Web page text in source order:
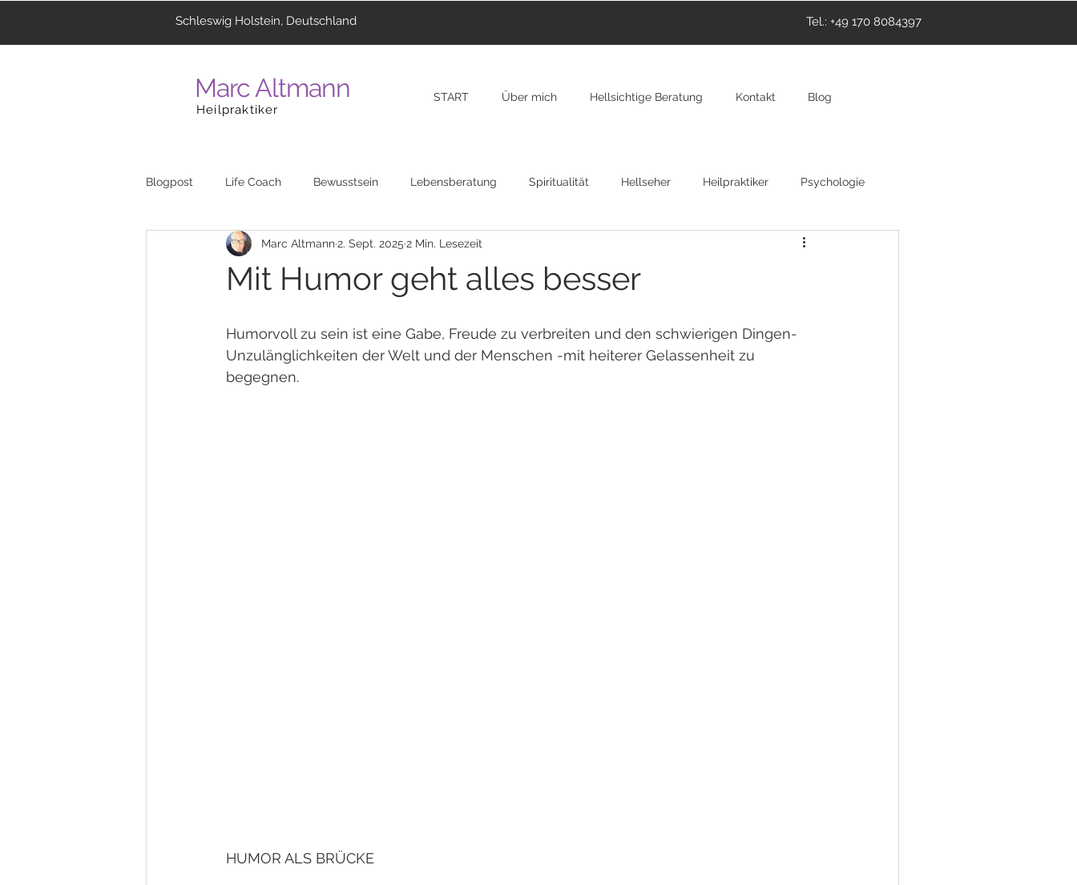
Schleswig Holstein, Deutschland Tel.: +49 170 8084397
Marc Altmann
Heilpraktiker
START Über mich Hellsichtige Beratung Kontakt Blog
Blogpost Life Coach Bewusstsein Lebensberatung Spiritualität Hellseher Heilpraktiker Psychologie
Coaching Menschen Lanzarote Transformation Hypnose
Mit Humor geht alles besser
Marc Altmann2. Sept. 2025 2 Min. Lesezeit
Humorvoll zu sein ist eine Gabe, Freude zu verbreiten und den schwierigen Dingen-
Unzulänglichkeiten der Welt und der Menschen -mit heiterer Gelassenheit zu
begegnen.
HUMOR ALS BRÜCKE